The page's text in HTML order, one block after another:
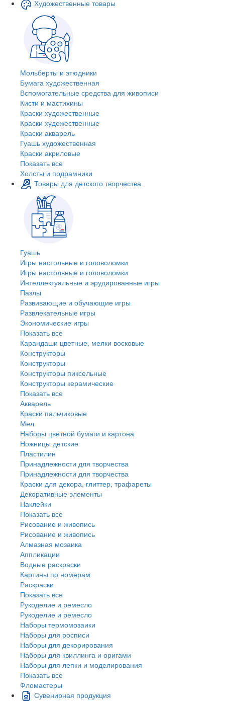
Художественные товары
Мольберты и этюдники
Бумага художественная
Вспомогательные средства для живописи
Кисти и мастихины
Краски художественные
Краски художественные
Краски акварель
Гуашь художественная
Краски акриловые
Показать все
Холсты и подрамники
Товары для детского творчества
Гуашь
Игры настольные и головоломки
Игры настольные и головоломки
Интеллектуальные и эрудированные игры
Пазлы
Развивающие и обучающие игры
Развлекательные игры
Экономические игры
Показать все
Карандаши цветные, мелки восковые
Конструкторы
Конструкторы
Конструкторы пиксельные
Конструкторы керамические
Показать все
Акварель
Краски пальчиковые
Мел
Наборы цветной бумаги и картона
Ножницы детские
Пластилин
Принадлежности для творчества
Принадлежности для творчества
Краски для декора, глиттер, трафареты
Декоративные элементы
Наклейки
Показать все
Рисование и живопись
Рисование и живопись
Алмазная мозаика
Аппликации
Водные раскраски
Картины по номерам
Раскраски
Показать все
Рукоделие и ремесло
Рукоделие и ремесло
Наборы термомозаики
Наборы для росписи
Наборы для декорирования
Наборы для квиллинга и оригами
Наборы для лепки и моделирования
Показать все
Фломастеры
Сувенирная продукция